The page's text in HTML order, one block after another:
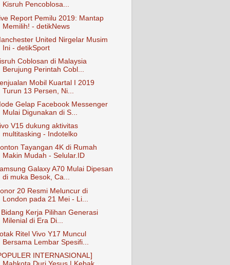
Kisruh Pencoblosa...
Report Pemilu 2019: Mantap
Memilih! - detikNews
United Nirgelar Musim
Ini - detikSport
Coblosan di Malaysia
Berujung Perintah Cobl...
Mobil Kuartal I 2019
Turun 13 Persen, Ni...
Gelap Facebook Messenger
Mulai Digunakan di S...
V15 dukung aktivitas
multitasking - Indotelko
Tayangan 4K di Rumah
Makin Mudah - Selular.ID
Galaxy A70 Mulai Dipesan
di muka Besok, Ca...
20 Resmi Meluncur di
London pada 21 Mei - Li...
Kerja Pilihan Generasi
Milenial di Era Di...
Ritel Vivo Y17 Muncul
Bersama Lembar Spesifi...
INTERNASIONAL]